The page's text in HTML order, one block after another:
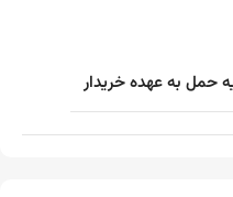
حمل به عهده خریدار